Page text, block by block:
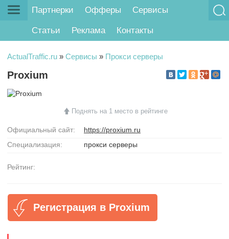
Партнерки Офферы Сервисы
Статьи Реклама Контакты
ActualTraffic.ru » Сервисы » Прокси серверы
Proxium
Поднять на 1 место в рейтинге
Официальный сайт:
https://proxium.ru
Специализация:
прокси серверы
Рейтинг:
Регистрация в Proxium